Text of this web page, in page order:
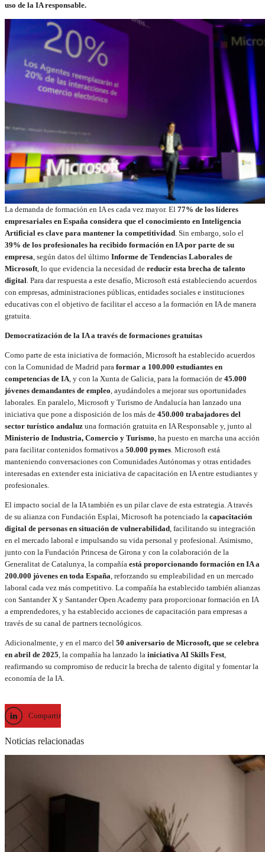
uso de la IA responsable.
La demanda de formación en IA es cada vez mayor. El 77% de los líderes
empresariales en España considera que el conocimiento en Inteligencia
Artificial es clave para mantener la competitividad. Sin embargo, solo el
39% de los profesionales ha recibido formación en IA por parte de su
empresa, según datos del último Informe de Tendencias Laborales de
Microsoft, lo que evidencia la necesidad de reducir esta brecha de talento
digital. Para dar respuesta a este desafío, Microsoft está estableciendo acuerdos
con empresas, administraciones públicas, entidades sociales e instituciones
educativas con el objetivo de facilitar el acceso a la formación en IA de manera
gratuita.
Democratización de la IA a través de formaciones gratuitas
Como parte de esta iniciativa de formación, Microsoft ha establecido acuerdos
con la Comunidad de Madrid para formar a 100.000 estudiantes en
competencias de IA, y con la Xunta de Galicia, para la formación de 45.000
jóvenes demandantes de empleo, ayudándoles a mejorar sus oportunidades
laborales. En paralelo, Microsoft y Turismo de Andalucía han lanzado una
iniciativa que pone a disposición de los más de 450.000 trabajadores del
sector turístico andaluz una formación gratuita en IA Responsable y, junto al
Ministerio de Industria, Comercio y Turismo, ha puesto en marcha una acción
para facilitar contenidos formativos a 50.000 pymes. Microsoft está
manteniendo conversaciones con Comunidades Autónomas y otras entidades
interesadas en extender esta iniciativa de capacitación en IA entre estudiantes y
profesionales.
El impacto social de la IA también es un pilar clave de esta estrategia. A través
de su alianza con Fundación Esplai, Microsoft ha potenciado la capacitación
digital de personas en situación de vulnerabilidad, facilitando su integración
en el mercado laboral e impulsando su vida personal y profesional. Asimismo,
junto con la Fundación Princesa de Girona y con la colaboración de la
Generalitat de Catalunya, la compañía está proporcionando formación en IA a
200.000 jóvenes en toda España, reforzando su empleabilidad en un mercado
laboral cada vez más competitivo. La compañía ha establecido también alianzas
con Santander X y Santander Open Academy para proporcionar formación en IA
a emprendedores, y ha establecido acciones de capacitación para empresas a
través de su canal de partners tecnológicos.
Adicionalmente, y en el marco del 50 aniversario de Microsoft, que se celebra
en abril de 2025, la compañía ha lanzado la iniciativa AI Skills Fest,
reafirmando su compromiso de reducir la brecha de talento digital y fomentar la
economía de la IA.
Compartir
Noticias relacionadas